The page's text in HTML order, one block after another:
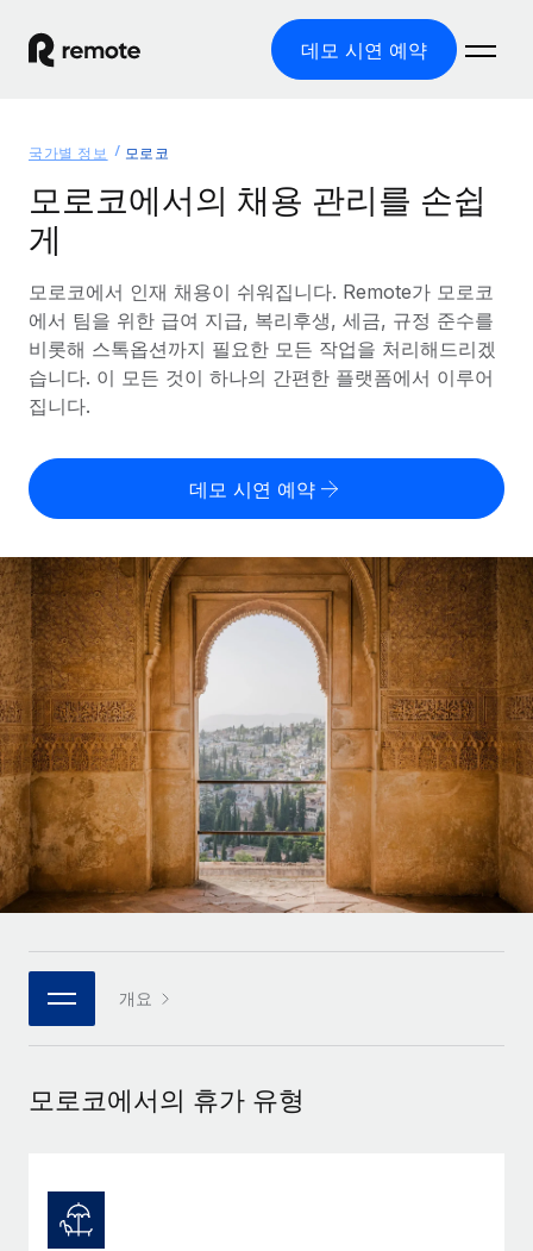
데모 시연 예약
글로벌 급여
규정을 준수하며 급여 지급을 손쉽게 처리
기록상 고용주(EOR)
법인 설립 비용 없이 전 세계로 사업을 확장
PEO
복잡한 고용 업무를 아웃소싱
인프라
Remote 통합
HR을 워크플로에 매끄럽게 통합
플랫폼
팀을 위한 통합된 핵심 HR 기능
연결 새로운
통합
핵심 비즈니스 도구로 프로세스를 간소화
전문가 상담
신원 조사
채용 후보자 심사 프로세스 간소화
솔루션
글로벌 서비스 제공
국가별 정보
국가별 글로벌 채용 지원 알아보기
미국 주별 정보
Remote와 다른 솔루션 비교
다른 업체들과 비교해보기
성장 단계
스타트업
성장하는 기업을 위한 민첩한 글로벌 HR 및 급여 솔루션
중견기업
맞춤형 HR 솔루션으로 팀 확장
엔터프라이즈
대기업을 위한 글로벌 HR
REMOTE 파트너 되기
플랫폼에 글로벌 HR을 유연하게 통합
Remote와의 파트너십 기회 탐색
Remote Build 곧 제공 예정
사례 연구
리소스
도구 및 계산기
국가별 총 인건비 계산
글로벌 계약직을 위한 통화 옵션과 지급 소요 시간 확인
REMOTE와 함께 배우기
리서치 및 가이드
사례 연구
HR 용어집
체크리스트 및 템플릿
직무 설명 라이브러리
이벤트
급여 및 인재 인사이트
모든 리소스 보기
요금
한국어
English
Nederlands
Français
Deutsch
Español
Italiano
Português (Portugal)
한국어
로그인
국가별 정보 모로코
모로코에서의 채용 관리를 손쉽
게
모로코에서 인재 채용이 쉬워집니다. Remote가 모로코
에서 팀을 위한 급여 지급, 복리후생, 세금, 규정 준수를
비롯해 스톡옵션까지 필요한 모든 작업을 처리해드리겠
습니다. 이 모든 것이 하나의 간편한 플랫폼에서 이루어
집니다.
데모 시연 예약
개요
모로코에서의 휴가 유형